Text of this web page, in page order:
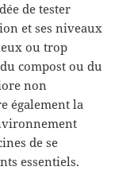
de tester
et ses niveaux
ou trop
compost ou du
non
également la
de se
essentiels.